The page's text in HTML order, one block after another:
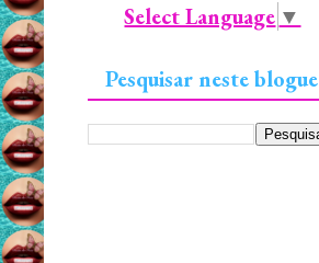
Select Language ▼
Pesquisar neste blogue